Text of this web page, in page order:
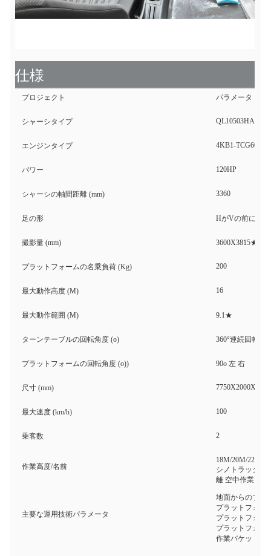
仕様
プロジェクト パラメータ
シャーシタイプ QL10503HAR1Y
エンジンタイプ 4KB1-TCG60
パワー 120HP
シャーシの軸間距離 (mm) 3360
足の形 HがVの前に
撮影量 (mm) 3600X3815★
プラットフォームの名乗負荷 (Kg) 200
最大動作高度 (M) 16
最大動作範囲 (M) 9.1★
ターンテーブルの回転角度 (o) 360°連続回転
プラットフォームの回転角度 (o)) 90o 左 右
尺寸 (mm)
最大速度 (km/h) 100
乗客数 2
作業高度/名前
18M/20M/22M/
シノトラック ホ
離 空中作業プ
主要な運用技術パラメータ
地面からのプラ
プラットフォー
プラットフォー
プラットフォー
作業バケットの